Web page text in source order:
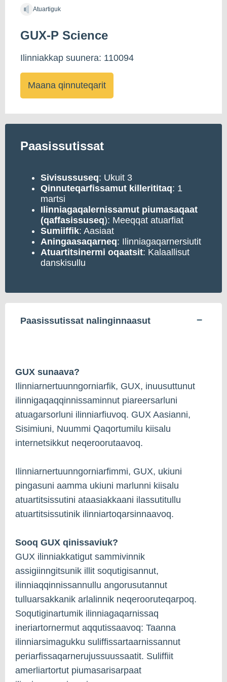
Atuartiguk
GUX-P Science
Ilinniakkap suunera: 110094
Maana qinnuteqarit
Paasissutissat
Sivisussuseq: Ukuit 3
Qinnuteqarfissamut killerititaq: 1
martsi
Ilinniagaqalernissamut piumasaqaat
(qaffasissuseq): Meeqqat atuarfiat
Sumiiffik: Aasiaat
Aningaasaqarneq: Ilinniagaqarnersiutit
Atuartitsinermi oqaatsit: Kalaallisut
danskisullu
Paasissutissat nalinginnaasut
GUX sunaava?
Ilinniarnertuunngorniarfik, GUX, inuusuttunut
ilinnigaqaqqinnissaminnut piareersarluni
atuagarsorluni ilinniarfiuvoq. GUX Aasianni,
Sisimiuni, Nuummi Qaqortumilu kiisalu
internetsikkut neqeroorutaavoq.
Ilinniarnertuunngorniarfimmi, GUX, ukiuni
pingasuni aamma ukiuni marlunni kiisalu
atuartitsissutini ataasiakkaani ilassutitullu
atuartitsissutinik ilinniartoqarsinnaavoq.
Sooq GUX qinissaviuk?
GUX ilinniakkatigut sammivinnik
assigiinngitsunik illit soqutigisannut,
ilinniaqqinnissannullu angorusutannut
tulluarsakkanik arlalinnik neqerooruteqarpoq.
Soqutiginartumik ilinniagaqarnissaq
ineriartornermut aqqutissaavoq: Taanna
ilinniarsimagukku suliffissartaarnissannut
periarfissaqarnerujussuussaatit. Suliffiit
amerliartortut piumasarisarpaat